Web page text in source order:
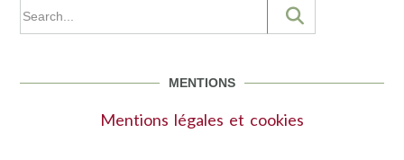
MENTIONS
Mentions légales et cookies